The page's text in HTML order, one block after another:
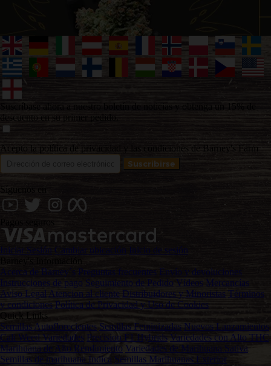
Suscríbase ahora a nuestro boletín de noticias y obtenga un 15% de
descuento en su primer pedido.
Acepto la política de privacidad y las condiciones de Barney's Farm
Síguenos en
Pagos seguros
Iniciar Sesión Cambiar ubicación Inicio de sesión
Acerca de Barney´s Preguntas frecuentes
Envío y devoluciones
Instrucciones de pago Seguimiento de Pedido Vídeos
Mercancías
Aviso Legal
Atencion al cliente Distribuidores y Minoristas Términos
y condiciones Política de Privacidad y Uso de Cookies
Quick Links
Semillas Autoflorecientes Semillas Feminizadas Nuevos Lanzamientos
Cali Weed Variedades
Precision F1 Hybrids Variedades con Alto THC
Marihuana de Alto Rendimiento Variedades de Marihuana Sativa
Semillas de marihuana Indica Semillas Marihuanas Exterior